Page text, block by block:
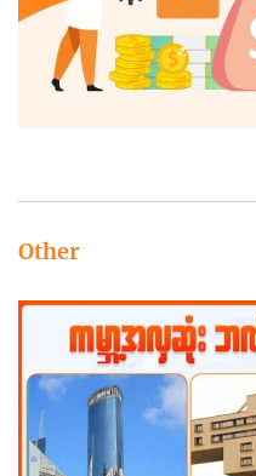
Other